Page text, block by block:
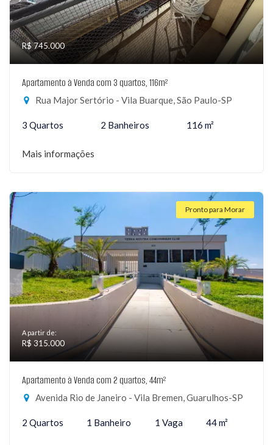
R$ 745.000
Apartamento à Venda com 3 quartos, 116m²
Rua Major Sertório - Vila Buarque, São Paulo-SP
3 Quartos 2 Banheiros 116 m²
Mais informações
Pronto para Morar
A partir de:
R$ 315.000
Apartamento à Venda com 2 quartos, 44m²
Avenida Rio de Janeiro - Vila Bremen, Guarulhos-SP
2 Quartos 1 Banheiro 1 Vaga 44 m²